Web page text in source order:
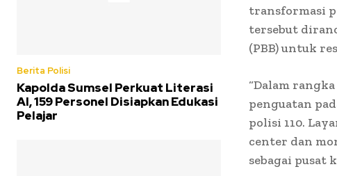
Berita Polisi
Kapolda Sumsel Perkuat Literasi
AI, 159 Personel Disiapkan Edukasi
Pelajar
transformasi
tersebut
(PBB) untuk
“Dalam
penguatan
polisi 110.
center dan
sebagai pusat